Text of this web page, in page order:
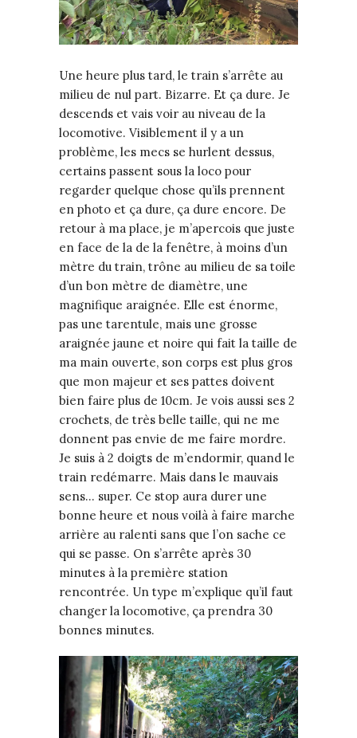
Une heure plus tard, le train s’arrête au
milieu de nul part. Bizarre. Et ça dure. Je
descends et vais voir au niveau de la
locomotive. Visiblement il y a un
problème, les mecs se hurlent dessus,
certains passent sous la loco pour
regarder quelque chose qu’ils prennent
en photo et ça dure, ça dure encore. De
retour à ma place, je m’apercois que juste
en face de la de la fenêtre, à moins d’un
mètre du train, trône au milieu de sa toile
d’un bon mètre de diamètre, une
magnifique araignée. Elle est énorme,
pas une tarentule, mais une grosse
araignée jaune et noire qui fait la taille de
ma main ouverte, son corps est plus gros
que mon majeur et ses pattes doivent
bien faire plus de 10cm. Je vois aussi ses 2
crochets, de très belle taille, qui ne me
donnent pas envie de me faire mordre.
Je suis à 2 doigts de m’endormir, quand le
train redémarre. Mais dans le mauvais
sens… super. Ce stop aura durer une
bonne heure et nous voilà à faire marche
arrière au ralenti sans que l’on sache ce
qui se passe. On s’arrête après 30
minutes à la première station
rencontrée. Un type m’explique qu’il faut
changer la locomotive, ça prendra 30
bonnes minutes.